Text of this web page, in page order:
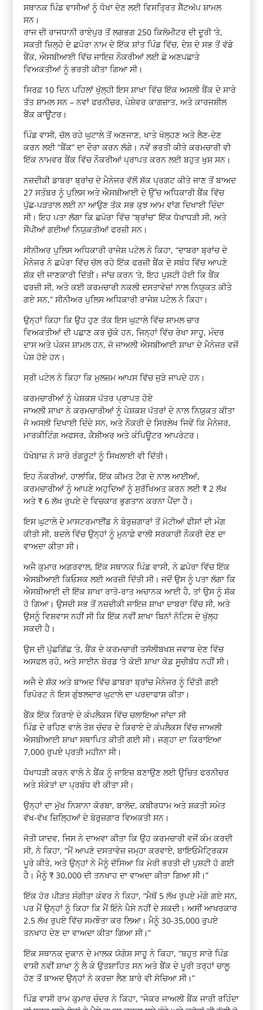
ਸਥਾਨਕ ਪਿੰਡ ਵਾਸੀਆਂ ਨੂੰ ਧੋਖਾ ਦੇਣ ਲਈ ਵਿਸਤ੍ਰਿਤ ਸੈੱਟਅੱਪ ਸ਼ਾਮਲ
ਸਨ।
ਰਾਜ ਦੀ ਰਾਜਧਾਨੀ ਰਾਏਪੁਰ ਤੋਂ ਲਗਭਗ 250 ਕਿਲੋਮੀਟਰ ਦੀ ਦੂਰੀ ‘ਤੇ,
ਸਕਤੀ ਜ਼ਿਲ੍ਹੇ ਦੇ ਛਪੋਰਾ ਨਾਮ ਦੇ ਇੱਕ ਸ਼ਾਂਤ ਪਿੰਡ ਵਿੱਚ, ਦੇਸ਼ ਦੇ ਸਭ ਤੋਂ ਵੱਡੇ
ਬੈਂਕ, ਐਸਬੀਆਈ ਵਿੱਚ ਜਾਇਜ਼ ਨੌਕਰੀਆਂ ਲਈ ਛੇ ਅਣਪਛਾਤੇ
ਵਿਅਕਤੀਆਂ ਨੂੰ ਭਰਤੀ ਕੀਤਾ ਗਿਆ ਸੀ।
ਸਿਰਫ਼ 10 ਦਿਨ ਪਹਿਲਾਂ ਖੁੱਲ੍ਹੀ ਇਸ ਸ਼ਾਖਾ ਵਿੱਚ ਇੱਕ ਅਸਲੀ ਬੈਂਕ ਦੇ ਸਾਰੇ
ਤੱਤ ਸ਼ਾਮਲ ਸਨ – ਨਵਾਂ ਫਰਨੀਚਰ, ਪੇਸ਼ੇਵਰ ਕਾਗਜ਼ਾਤ, ਅਤੇ ਕਾਰਜਸ਼ੀਲ
ਬੈਂਕ ਕਾਊਂਟਰ।
ਪਿੰਡ ਵਾਸੀ, ਚੱਲ ਰਹੇ ਘੁਟਾਲੇ ਤੋਂ ਅਣਜਾਣ, ਖਾਤੇ ਖੋਲ੍ਹਣ ਅਤੇ ਲੈਣ-ਦੇਣ
ਕਰਨ ਲਈ “ਬੈਂਕ” ਦਾ ਦੌਰਾ ਕਰਨ ਲੱਗੇ। ਨਵੇਂ ਭਰਤੀ ਕੀਤੇ ਕਰਮਚਾਰੀ ਵੀ
ਇੱਕ ਨਾਮਵਰ ਬੈਂਕ ਵਿੱਚ ਨੌਕਰੀਆਂ ਪ੍ਰਾਪਤ ਕਰਨ ਲਈ ਬਹੁਤ ਖੁਸ਼ ਸਨ।
ਨਜ਼ਦੀਕੀ ਡਾਬਰਾ ਬ੍ਰਾਂਚ ਦੇ ਮੈਨੇਜਰ ਵੱਲੋਂ ਸ਼ੱਕ ਪ੍ਰਗਟ ਕੀਤੇ ਜਾਣ ਤੋਂ ਬਾਅਦ
27 ਸਤੰਬਰ ਨੂੰ ਪੁਲਿਸ ਅਤੇ ਐਸਬੀਆਈ ਦੇ ਉੱਚ ਅਧਿਕਾਰੀ ਬੈਂਕ ਵਿੱਚ
ਪੁੱਛ-ਪੜਤਾਲ ਲਈ ਨਾ ਆਉਣ ਤੱਕ ਸਭ ਕੁਝ ਆਮ ਵਾਂਗ ਦਿਖਾਈ ਦਿੰਦਾ
ਸੀ। ਇਹ ਪਤਾ ਲੱਗਾ ਕਿ ਛਪੋਰਾ ਵਿੱਚ “ਬ੍ਰਾਂਚ” ਇੱਕ ਧੋਖਾਧੜੀ ਸੀ, ਅਤੇ
ਸੌਂਪੀਆਂ ਗਈਆਂ ਨਿਯੁਕਤੀਆਂ ਫਰਜ਼ੀ ਸਨ।
ਸੀਨੀਅਰ ਪੁਲਿਸ ਅਧਿਕਾਰੀ ਰਾਜੇਸ਼ ਪਟੇਲ ਨੇ ਕਿਹਾ, “ਦਾਬਰਾ ਬ੍ਰਾਂਚ ਦੇ
ਮੈਨੇਜਰ ਨੇ ਛਪੋਰਾ ਵਿੱਚ ਚੱਲ ਰਹੇ ਇੱਕ ਫਰਜ਼ੀ ਬੈਂਕ ਦੇ ਸਬੰਧ ਵਿੱਚ ਆਪਣੇ
ਸ਼ੱਕ ਦੀ ਜਾਣਕਾਰੀ ਦਿੱਤੀ। ਜਾਂਚ ਕਰਨ ‘ਤੇ, ਇਹ ਪੁਸ਼ਟੀ ਹੋਈ ਕਿ ਬੈਂਕ
ਫਰਜ਼ੀ ਸੀ, ਅਤੇ ਕਈ ਕਰਮਚਾਰੀ ਨਕਲੀ ਦਸਤਾਵੇਜ਼ਾਂ ਨਾਲ ਨਿਯੁਕਤ ਕੀਤੇ
ਗਏ ਸਨ,” ਸੀਨੀਅਰ ਪੁਲਿਸ ਅਧਿਕਾਰੀ ਰਾਜੇਸ਼ ਪਟੇਲ ਨੇ ਕਿਹਾ।
ਉਨ੍ਹਾਂ ਕਿਹਾ ਕਿ ਉਹ ਹੁਣ ਤੱਕ ਇਸ ਘੁਟਾਲੇ ਵਿੱਚ ਸ਼ਾਮਲ ਚਾਰ
ਵਿਅਕਤੀਆਂ ਦੀ ਪਛਾਣ ਕਰ ਚੁੱਕੇ ਹਨ, ਜਿਨ੍ਹਾਂ ਵਿੱਚ ਰੇਖਾ ਸਾਹੂ, ਮੰਦਰ
ਦਾਸ ਅਤੇ ਪੰਕਜ ਸ਼ਾਮਲ ਹਨ, ਜੋ ਜਾਅਲੀ ਐਸਬੀਆਈ ਸ਼ਾਖਾ ਦੇ ਮੈਨੇਜਰ ਵਜੋਂ
ਪੇਸ਼ ਹੋਏ ਹਨ।
ਸ੍ਰੀ ਪਟੇਲ ਨੇ ਕਿਹਾ ਕਿ ਮੁਲਜ਼ਮ ਆਪਸ ਵਿੱਚ ਜੁੜੇ ਜਾਪਦੇ ਹਨ।
ਕਰਮਚਾਰੀਆਂ ਨੂੰ ਪੇਸ਼ਕਸ਼ ਪੱਤਰ ਪ੍ਰਾਪਤ ਹੋਏ
ਜਾਅਲੀ ਸ਼ਾਖਾ ਨੇ ਕਰਮਚਾਰੀਆਂ ਨੂੰ ਪੇਸ਼ਕਸ਼ ਪੱਤਰਾਂ ਦੇ ਨਾਲ ਨਿਯੁਕਤ ਕੀਤਾ
ਜੋ ਅਸਲੀ ਦਿਖਾਈ ਦਿੰਦੇ ਸਨ, ਅਤੇ ਨੌਕਰੀ ਦੇ ਸਿਰਲੇਖ ਜਿਵੇਂ ਕਿ ਮੈਨੇਜਰ,
ਮਾਰਕੀਟਿੰਗ ਅਫਸਰ, ਕੈਸ਼ੀਅਰ ਅਤੇ ਕੰਪਿਊਟਰ ਆਪਰੇਟਰ।
ਧੋਖੇਬਾਜ਼ ਨੇ ਸਾਰੇ ਰੰਗਰੂਟਾਂ ਨੂੰ ਸਿਖਲਾਈ ਵੀ ਦਿੱਤੀ।
ਇਹ ਨੌਕਰੀਆਂ, ਹਾਲਾਂਕਿ, ਇੱਕ ਕੀਮਤ ਟੈਗ ਦੇ ਨਾਲ ਆਈਆਂ,
ਕਰਮਚਾਰੀਆਂ ਨੂੰ ਆਪਣੇ ਅਹੁਦਿਆਂ ਨੂੰ ਸੁਰੱਖਿਅਤ ਕਰਨ ਲਈ ₹ 2 ਲੱਖ
ਅਤੇ ₹ 6 ਲੱਖ ਰੁਪਏ ਦੇ ਵਿਚਕਾਰ ਭੁਗਤਾਨ ਕਰਨਾ ਪੈਂਦਾ ਹੈ।
ਇਸ ਘੁਟਾਲੇ ਦੇ ਮਾਸਟਰਮਾਈਂਡ ਨੇ ਬੇਰੁਜ਼ਗਾਰਾਂ ਤੋਂ ਮੋਟੀਆਂ ਫੀਸਾਂ ਦੀ ਮੰਗ
ਕੀਤੀ ਸੀ, ਬਦਲੇ ਵਿੱਚ ਉਨ੍ਹਾਂ ਨੂੰ ਮੁਨਾਫ਼ੇ ਵਾਲੀ ਸਰਕਾਰੀ ਨੌਕਰੀ ਦੇਣ ਦਾ
ਵਾਅਦਾ ਕੀਤਾ ਸੀ।
ਅਜੈ ਕੁਮਾਰ ਅਗਰਵਾਲ, ਇੱਕ ਸਥਾਨਕ ਪਿੰਡ ਵਾਸੀ, ਨੇ ਛਪੋਰਾ ਵਿੱਚ ਇੱਕ
ਐਸਬੀਆਈ ਕਿਓਸਕ ਲਈ ਅਰਜ਼ੀ ਦਿੱਤੀ ਸੀ। ਜਦੋਂ ਉਸ ਨੂੰ ਪਤਾ ਲੱਗਾ ਕਿ
ਐਸਬੀਆਈ ਦੀ ਇੱਕ ਸ਼ਾਖਾ ਰਾਤੋ-ਰਾਤ ਅਚਾਨਕ ਆਈ ਹੈ, ਤਾਂ ਉਸ ਨੂੰ ਸ਼ੱਕ
ਹੋ ਗਿਆ। ਉਸਦੀ ਸਭ ਤੋਂ ਨਜ਼ਦੀਕੀ ਜਾਇਜ਼ ਸ਼ਾਖਾ ਦਾਬਰਾ ਵਿੱਚ ਸੀ, ਅਤੇ
ਉਸਨੂੰ ਵਿਸ਼ਵਾਸ ਨਹੀਂ ਸੀ ਕਿ ਇੱਕ ਨਵੀਂ ਸ਼ਾਖਾ ਬਿਨਾਂ ਨੋਟਿਸ ਦੇ ਖੁੱਲ੍ਹ
ਸਕਦੀ ਹੈ।
ਉਸ ਦੀ ਪੁੱਛਗਿੱਛ ‘ਤੇ, ਬੈਂਕ ਦੇ ਕਰਮਚਾਰੀ ਤਸੱਲੀਬਖਸ਼ ਜਵਾਬ ਦੇਣ ਵਿੱਚ
ਅਸਫਲ ਰਹੇ, ਅਤੇ ਸਾਈਨ ਬੋਰਡ ‘ਤੇ ਕੋਈ ਸ਼ਾਖਾ ਕੋਡ ਸੂਚੀਬੱਧ ਨਹੀਂ ਸੀ।
ਅਜੈ ਦੇ ਸ਼ੱਕ ਅਤੇ ਬਾਅਦ ਵਿੱਚ ਡਾਬਰਾ ਬ੍ਰਾਂਚ ਮੈਨੇਜਰ ਨੂੰ ਦਿੱਤੀ ਗਈ
ਰਿਪੋਰਟ ਨੇ ਇਸ ਗੁੰਝਲਦਾਰ ਘੁਟਾਲੇ ਦਾ ਪਰਦਾਫਾਸ਼ ਕੀਤਾ।
ਬੈਂਕ ਇੱਕ ਕਿਰਾਏ ਦੇ ਕੰਪਲੈਕਸ ਵਿੱਚ ਚਲਾਇਆ ਜਾਂਦਾ ਸੀ
ਪਿੰਡ ਦੇ ਰਹਿਣ ਵਾਲੇ ਤੋਸ਼ ਚੰਦਰ ਦੇ ਕਿਰਾਏ ਦੇ ਕੰਪਲੈਕਸ ਵਿੱਚ ਜਾਅਲੀ
ਐਸਬੀਆਈ ਸ਼ਾਖਾ ਸਥਾਪਿਤ ਕੀਤੀ ਗਈ ਸੀ। ਜਗ੍ਹਾ ਦਾ ਕਿਰਾਇਆ
7,000 ਰੁਪਏ ਪ੍ਰਤੀ ਮਹੀਨਾ ਸੀ।
ਧੋਖਾਧੜੀ ਕਰਨ ਵਾਲੇ ਨੇ ਬੈਂਕ ਨੂੰ ਜਾਇਜ਼ ਬਣਾਉਣ ਲਈ ਉਚਿਤ ਫਰਨੀਚਰ
ਅਤੇ ਸੰਕੇਤਾਂ ਦਾ ਪ੍ਰਬੰਧ ਵੀ ਕੀਤਾ ਸੀ।
ਉਨ੍ਹਾਂ ਦਾ ਮੁੱਖ ਨਿਸ਼ਾਨਾ ਕੋਰਬਾ, ਬਾਲੋਦ, ਕਬੀਰਧਾਮ ਅਤੇ ਸ਼ਕਤੀ ਸਮੇਤ
ਵੱਖ-ਵੱਖ ਜ਼ਿਲ੍ਹਿਆਂ ਦੇ ਬੇਰੁਜ਼ਗਾਰ ਵਿਅਕਤੀ ਸਨ।
ਜੋਤੀ ਯਾਦਵ, ਜਿਸ ਨੇ ਦਾਅਵਾ ਕੀਤਾ ਕਿ ਉਹ ਕਰਮਚਾਰੀ ਵਜੋਂ ਕੰਮ ਕਰਦੀ
ਸੀ, ਨੇ ਕਿਹਾ, “ਮੈਂ ਆਪਣੇ ਦਸਤਾਵੇਜ਼ ਜਮ੍ਹਾ ਕਰਵਾਏ, ਬਾਇਓਮੈਟ੍ਰਿਕਸ
ਪੂਰੇ ਕੀਤੇ, ਅਤੇ ਉਨ੍ਹਾਂ ਨੇ ਮੈਨੂੰ ਦੱਸਿਆ ਕਿ ਮੇਰੀ ਭਰਤੀ ਦੀ ਪੁਸ਼ਟੀ ਹੋ ​​ਗਈ
ਹੈ। ਮੈਨੂੰ ₹ 30,000 ਦੀ ਤਨਖਾਹ ਦਾ ਵਾਅਦਾ ਕੀਤਾ ਗਿਆ ਸੀ।”
ਇੱਕ ਹੋਰ ਪੀੜਤ ਸੰਗੀਤਾ ਕੰਵਰ ਨੇ ਕਿਹਾ, “ਮੈਥੋਂ 5 ਲੱਖ ਰੁਪਏ ਮੰਗੇ ਗਏ ਸਨ,
ਪਰ ਮੈਂ ਉਨ੍ਹਾਂ ਨੂੰ ਕਿਹਾ ਕਿ ਮੈਂ ਇੰਨੇ ਪੈਸੇ ਨਹੀਂ ਦੇ ਸਕਦੀ। ਅਸੀਂ ਆਖਰਕਾਰ
2.5 ਲੱਖ ਰੁਪਏ ਵਿੱਚ ਸਮਝੌਤਾ ਕਰ ਲਿਆ। ਮੈਨੂੰ 30-35,000 ਰੁਪਏ
ਤਨਖਾਹ ਦੇਣ ਦਾ ਵਾਅਦਾ ਕੀਤਾ ਗਿਆ ਸੀ।”
ਇੱਕ ਸਥਾਨਕ ਦੁਕਾਨ ਦੇ ਮਾਲਕ ਯੋਗੇਸ਼ ਸਾਹੂ ਨੇ ਕਿਹਾ, “ਬਹੁਤ ਸਾਰੇ ਪਿੰਡ
ਵਾਸੀ ਨਵੀਂ ਸ਼ਾਖਾ ਨੂੰ ਲੈ ਕੇ ਉਤਸ਼ਾਹਿਤ ਸਨ ਅਤੇ ਬੈਂਕ ਦੇ ਪੂਰੀ ਤਰ੍ਹਾਂ ਚਾਲੂ
ਹੋਣ ਤੋਂ ਬਾਅਦ ਉਨ੍ਹਾਂ ਨੇ ਕਰਜ਼ਾ ਲੈਣ ਬਾਰੇ ਵੀ ਸੋਚਿਆ ਸੀ।”
ਪਿੰਡ ਵਾਸੀ ਰਾਮ ਕੁਮਾਰ ਚੰਦਰ ਨੇ ਕਿਹਾ, “ਜੇਕਰ ਜਾਅਲੀ ਬੈਂਕ ਜਾਰੀ ਰਹਿੰਦਾ